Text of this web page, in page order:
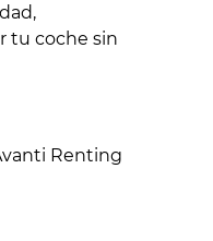
tu coche sin